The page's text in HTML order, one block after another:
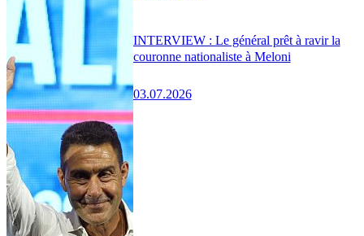
INTERVIEW : Le général prêt à ravir la
couronne nationaliste à Meloni
03.07.2026